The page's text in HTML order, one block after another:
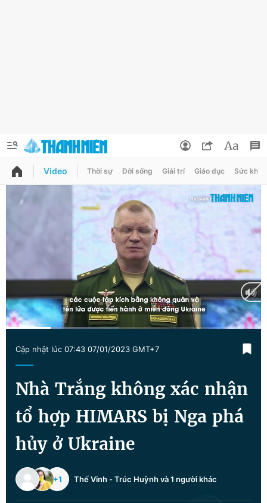
QUẢNG CÁO
Chuyên mục khác
Chào ngày mới Tin 24h
Tin thị trường Tin 360
Video Magazine
Sản phẩm khác
Tiện ích Bạn cần biết
Thông tin tòa soạn Liên hệ quảng cáo
Tin đã xem
Đăng xuất
Video Thời sự Đời sống Giải trí Giáo dục Sức khỏe
Time
Cập nhật lúc 07:43 07/01/2023 GMT+7
Nhà Trắng không xác nhận
tổ hợp HIMARS bị Nga phá
hủy ở Ukraine
+1 Thế Vinh -Trúc Huỳnhvà 1 người khác